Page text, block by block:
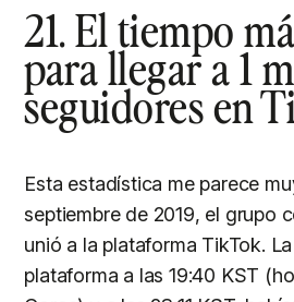
21. El tiempo
para llegar a 1
seguidores en
Esta estadística me parece
septiembre de 2019, el grupo
unió a la plataforma TikTok.
plataforma a las 19:40 KST